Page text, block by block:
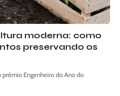
moderna: como
preservando os
Engenheiro do Ano do